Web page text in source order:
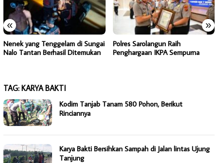
« »
Nenek yang Tenggelam di Sungai
Nalo Tantan Berhasil Ditemukan
Polres Sarolangun Raih
Penghargaan IKPA Sempurna
TAG: KARYA BAKTI
Kodim Tanjab Tanam 580 Pohon, Berikut
Rinciannya
Karya Bakti Bersihkan Sampah di Jalan lintas Ujung
Tanjung